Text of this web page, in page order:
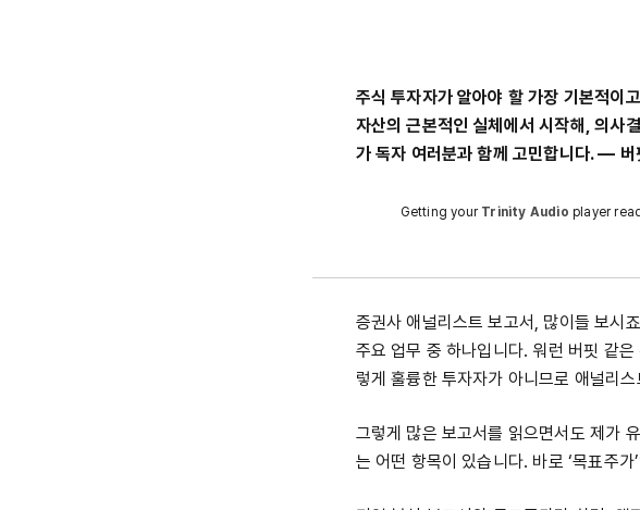
주식 투자자가 알아야 할 가장 기본적이
자산의 근본적인 실체에서 시작해, 의사
가 독자 여러분과 함께 고민합니다. ― 버
Getting your Trinity Audio player
증권사 애널리스트 보고서, 많이들 보시
주요 업무 중 하나입니다. 워런 버핏 같
렇게 훌륭한 투자자가 아니므로 애널리
그렇게 많은 보고서를 읽으면서도 제가
는 어떤 항목이 있습니다. 바로 ‘목표주